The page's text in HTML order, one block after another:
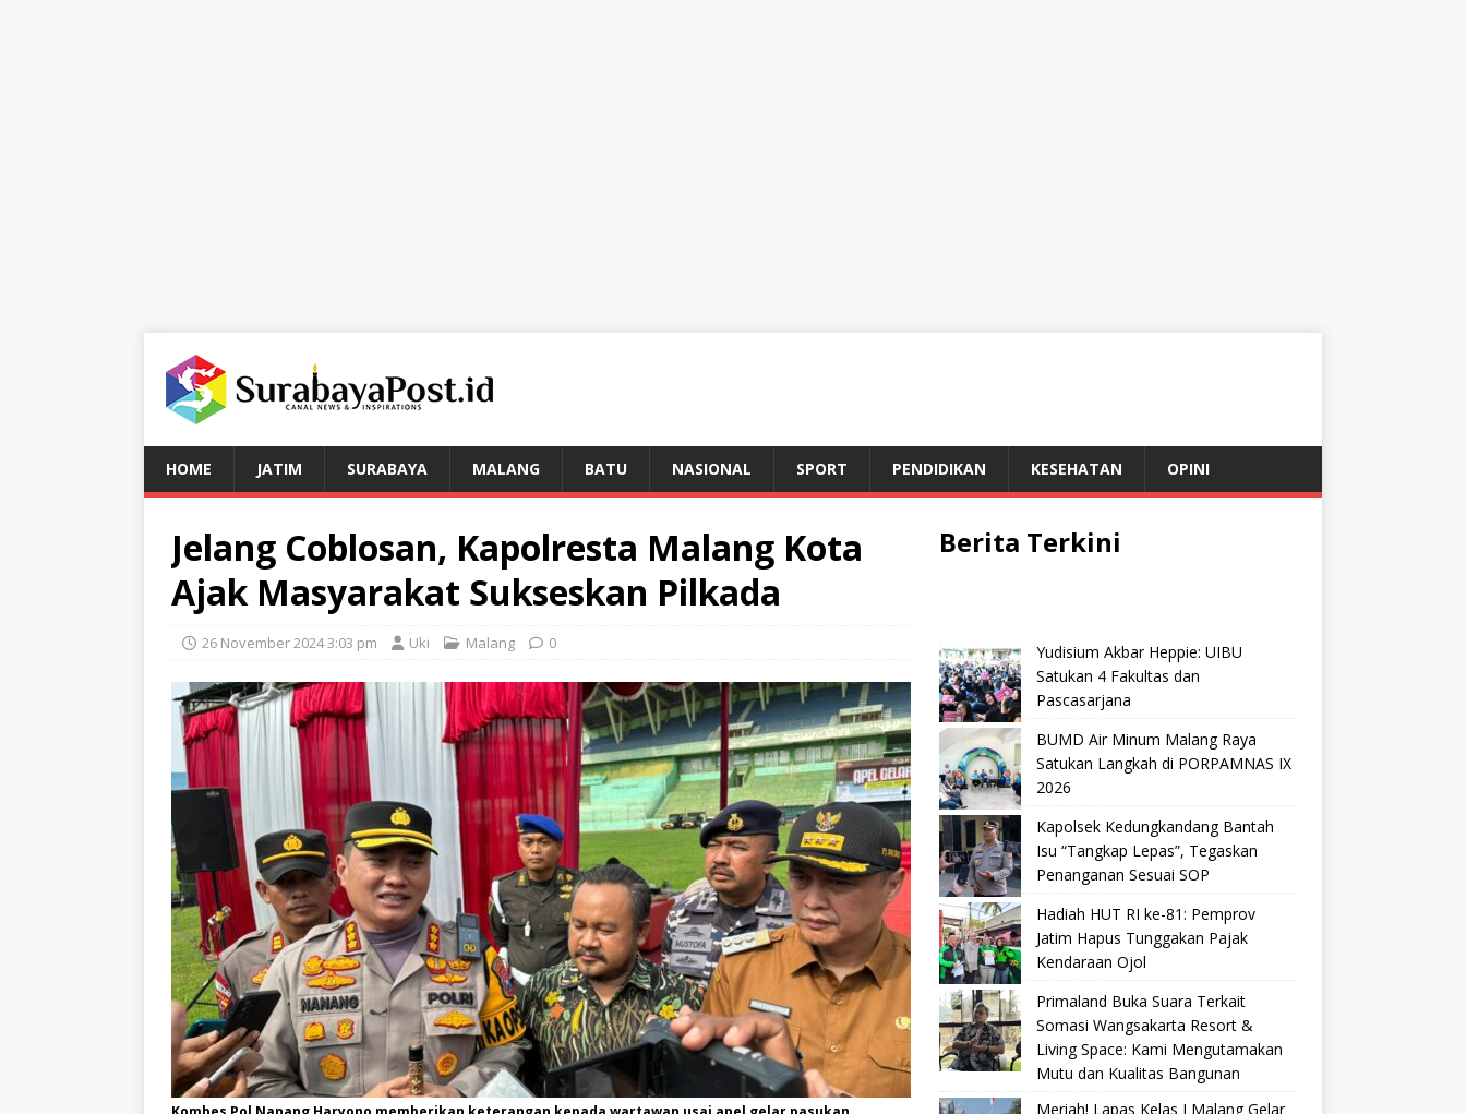
HOME JATIM SURABAYA MALANG BATU NASIONAL SPORT PENDIDIKAN KESEHATAN OPINI
Jelang Coblosan, Kapolresta Malang Kota
Ajak Masyarakat Sukseskan Pilkada
26 November 2024 3:03 pm Uki Malang 0
Berita Terkini
Yudisium Akbar Heppie: UIBU
Satukan 4 Fakultas dan
Pascasarjana
BUMD Air Minum Malang Raya
Satukan Langkah di PORPAMNAS IX
2026
Kapolsek Kedungkandang Bantah
Isu “Tangkap Lepas”, Tegaskan
Penanganan Sesuai SOP
Hadiah HUT RI ke-81: Pemprov
Jatim Hapus Tunggakan Pajak
Kendaraan Ojol
Primaland Buka Suara Terkait
Somasi Wangsakarta Resort &
Living Space: Kami Mengutamakan
Mutu dan Kualitas Bangunan
Meriah! Lapas Kelas I Malang Gelar